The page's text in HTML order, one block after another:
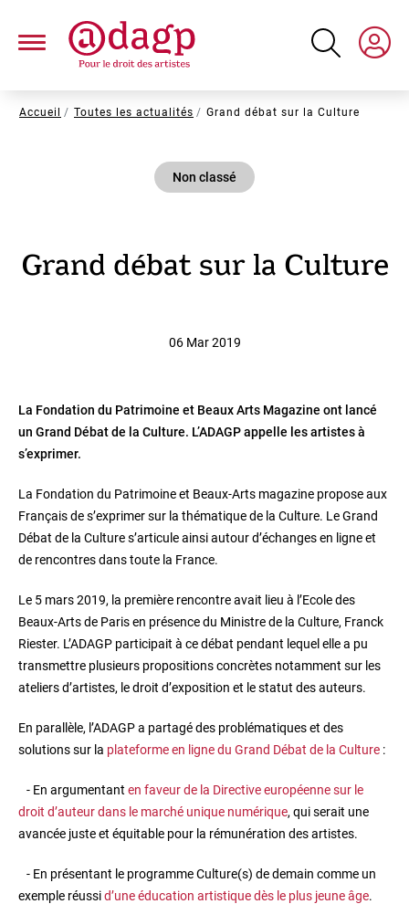
contenu
Fil
Accueil Toutes les actualités Grand débat sur la Culture
Non classé
Grand débat sur la Culture
06 Mar 2019
La Fondation du Patrimoine et Beaux Arts Magazine ont lancé
un Grand Débat de la Culture. L’ADAGP appelle les artistes à
s’exprimer.
La Fondation du Patrimoine et Beaux-Arts magazine propose aux
Français de s’exprimer sur la thématique de la Culture. Le Grand
Débat de la Culture s’articule ainsi autour d’échanges en ligne et
de rencontres dans toute la France.
Le 5 mars 2019, la première rencontre avait lieu à l’Ecole des
Beaux-Arts de Paris en présence du Ministre de la Culture, Franck
Riester. L’ADAGP participait à ce débat pendant lequel elle a pu
transmettre plusieurs propositions concrètes notamment sur les
ateliers d’artistes, le droit d’exposition et le statut des auteurs.
En parallèle, l’ADAGP a partagé des problématiques et des
solutions sur la plateforme en ligne du Grand Débat de la Culture :
- En argumentant en faveur de la Directive européenne sur le
droit d’auteur dans le marché unique numérique, qui serait une
avancée juste et équitable pour la rémunération des artistes.
- En présentant le programme Culture(s) de demain comme un
exemple réussid’une éducation artistique dès le plus jeune âge.